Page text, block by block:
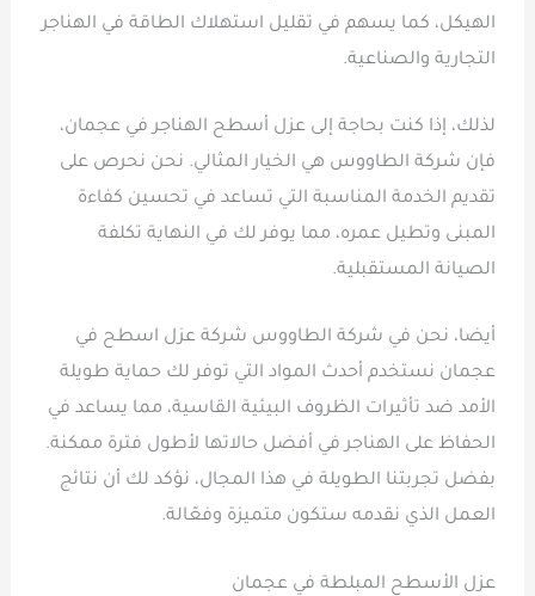
الهيكل، كما يسهم في تقليل استهلاك الطاقة في الهناجر
التجارية والصناعية.
لذلك، إذا كنت بحاجة إلى عزل أسطح الهناجر في عجمان،
فإن شركة الطاووس هي الخيار المثالي. نحن نحرص على
تقديم الخدمة المناسبة التي تساعد في تحسين كفاءة
المبنى وتطيل عمره، مما يوفر لك في النهاية تكلفة
الصيانة المستقبلية.
أيضا، نحن في شركة الطاووس شركة عزل اسطح في
عجمان نستخدم أحدث المواد التي توفر لك حماية طويلة
الأمد ضد تأثيرات الظروف البيئية القاسية، مما يساعد في
الحفاظ على الهناجر في أفضل حالاتها لأطول فترة ممكنة.
بفضل تجربتنا الطويلة في هذا المجال، نؤكد لك أن نتائج
العمل الذي نقدمه ستكون متميزة وفعّالة.
عزل الأسطح المبلطة في عجمان